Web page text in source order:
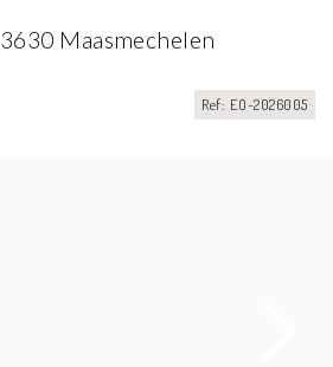
3630 Maasmechelen
Ref: EO-2026005